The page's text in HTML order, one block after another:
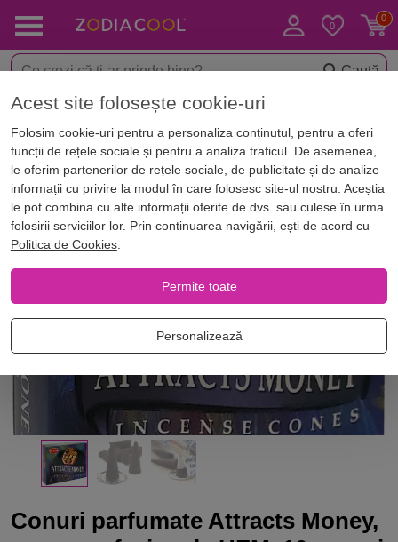
Caută
< Aromaterapie Conuri parfumate pentru aromaterapie
Conuri parfumate Attracts Money,
Acest site folosește cookie-uri
Folosim cookie-uri pentru a personaliza conținutul, pentru a oferi
funcții de rețele sociale și pentru a analiza traficul. De asemenea,
le oferim partenerilor de rețele sociale, de publicitate și de analize
informații cu privire la modul în care folosesc site-ul nostru. Aceștia
le pot combina cu alte informații oferite de dvs. sau culese în urma
folosirii serviciilor lor. Prin continuarea navigării, ești de acord cu
Politica de Cookies.
Permite toate
Personalizează